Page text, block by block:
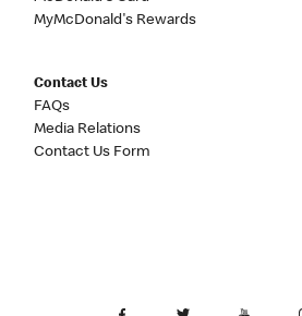
MyMcDonald's Rewards
Contact Us
FAQs
Media Relations
Contact Us Form